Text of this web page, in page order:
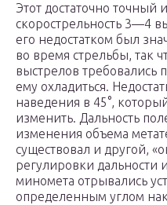
Этот достаточно
скорострельность 3—4
его недостатком был
во время стрельбы, так
выстрелов требовались
ему охладиться.
наведения в 45°,
изменить. Дальность
изменения объема
существовал и другой,
регулировки дальности
миномета отрывались
определенным углом